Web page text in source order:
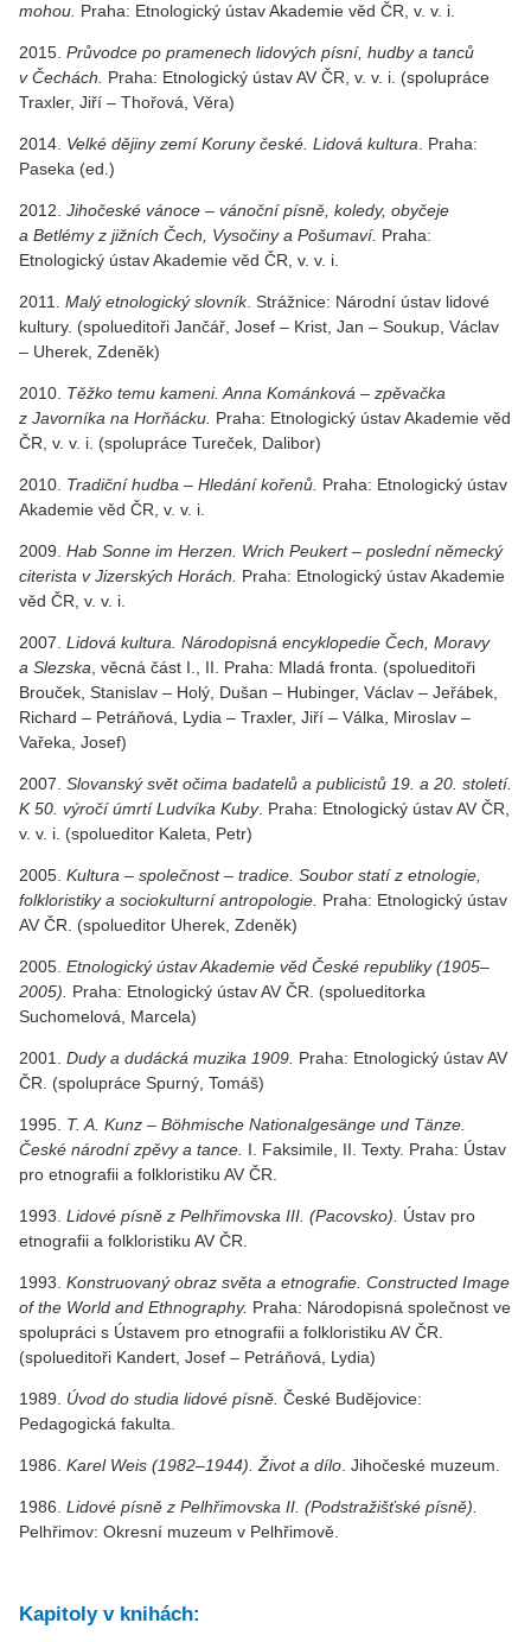
mohou. Praha: Etnologický ústav Akademie věd ČR, v. v. i.
2015. Průvodce po pramenech lidových písní, hudby a tanců
v Čechách. Praha: Etnologický ústav AV ČR, v. v. i. (spolupráce
Traxler, Jiří – Thořová, Věra)
2014. Velké dějiny zemí Koruny české. Lidová kultura. Praha:
Paseka (ed.)
2012. Jihočeské vánoce – vánoční písně, koledy, obyčeje
a Betlémy z jižních Čech, Vysočiny a Pošumaví. Praha:
Etnologický ústav Akademie věd ČR, v. v. i.
2011. Malý etnologický slovník. Strážnice: Národní ústav lidové
kultury. (spolueditoři Jančář, Josef – Krist, Jan – Soukup, Václav
– Uherek, Zdeněk)
2010. Těžko temu kameni. Anna Kománková – zpěvačka
z Javorníka na Horňácku. Praha: Etnologický ústav Akademie věd
ČR, v. v. i. (spolupráce Tureček, Dalibor)
2010. Tradiční hudba – Hledání kořenů. Praha: Etnologický ústav
Akademie věd ČR, v. v. i.
2009. Hab Sonne im Herzen. Wrich Peukert – poslední německý
citerista v Jizerských Horách. Praha: Etnologický ústav Akademie
věd ČR, v. v. i.
2007. Lidová kultura. Národopisná encyklopedie Čech, Moravy
a Slezska, věcná část I., II. Praha: Mladá fronta. (spolueditoři
Brouček, Stanislav – Holý, Dušan – Hubinger, Václav – Jeřábek,
Richard – Petráňová, Lydia – Traxler, Jiří – Válka, Miroslav –
Vařeka, Josef)
2007. Slovanský svět očima badatelů a publicistů 19. a 20. století.
K 50. výročí úmrtí Ludvíka Kuby. Praha: Etnologický ústav AV ČR,
v. v. i. (spolueditor Kaleta, Petr)
2005. Kultura – společnost – tradice. Soubor statí z etnologie,
folkloristiky a sociokulturní antropologie. Praha: Etnologický ústav
AV ČR. (spolueditor Uherek, Zdeněk)
2005. Etnologický ústav Akademie věd České republiky (1905–
2005). Praha: Etnologický ústav AV ČR. (spolueditorka
Suchomelová, Marcela)
2001. Dudy a dudácká muzika 1909. Praha: Etnologický ústav AV
ČR. (spolupráce Spurný, Tomáš)
1995. T. A. Kunz – Böhmische Nationalgesänge und Tänze.
České národní zpěvy a tance. I. Faksimile, II. Texty. Praha: Ústav
pro etnografii a folkloristiku AV ČR.
1993. Lidové písně z Pelhřimovska III. (Pacovsko). Ústav pro
etnografii a folkloristiku AV ČR.
1993. Konstruovaný obraz světa a etnografie. Constructed Image
of the World and Ethnography. Praha: Národopisná společnost ve
spolupráci s Ústavem pro etnografii a folkloristiku AV ČR.
(spolueditoři Kandert, Josef – Petráňová, Lydia)
1989. Úvod do studia lidové písně. České Budějovice:
Pedagogická fakulta.
1986. Karel Weis (1982–1944). Život a dílo. Jihočeské muzeum.
1986. Lidové písně z Pelhřimovska II. (Podstražišťské písně).
Pelhřimov: Okresní muzeum v Pelhřimově.
Kapitoly v knihách: